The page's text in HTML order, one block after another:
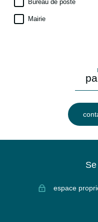
Bureau de poste
Mairie
espace